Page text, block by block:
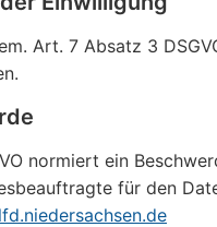
Art. 7 Absatz 3
normiert ein
für den